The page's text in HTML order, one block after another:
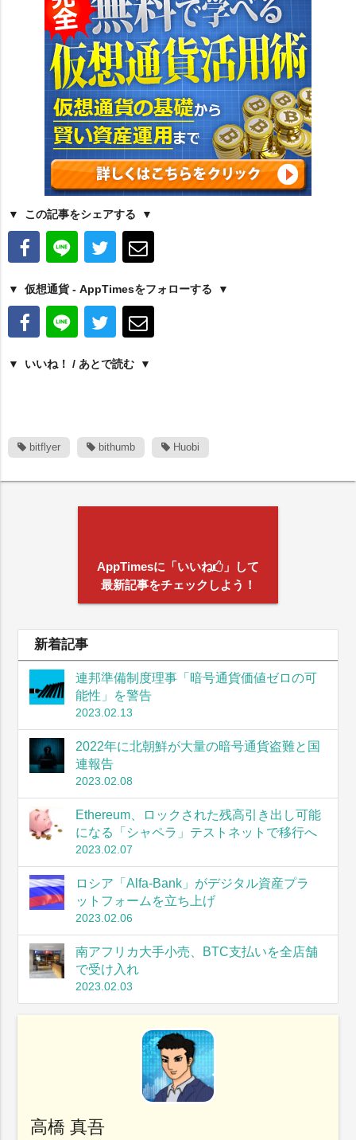
この記事をシェアする
仮想通貨 - AppTimesをフォローする
いいね！ / あとで読む
bitflyer bithumb Huobi
AppTimesに「いいね
」して
最新記事をチェックしよう！
新着記事
連邦準備制度理事「暗号通貨価値ゼロの可
能性」を警告
2023.02.13
2022年に北朝鮮が大量の暗号通貨盗難と国
連報告
2023.02.08
Ethereum、ロックされた残高引き出し可能
になる「シャペラ」テストネットで移行へ
2023.02.07
ロシア「Alfa-Bank」がデジタル資産プラ
ットフォームを立ち上げ
2023.02.06
南アフリカ大手小売、BTC支払いを全店舗
で受け入れ
2023.02.03
高橋 真吾